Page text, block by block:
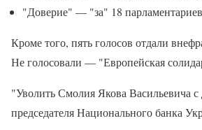
"Доверие" — "за" 18
Кроме того, пять голосов отдали
Не голосовали — "Европейская
"Уволить Смолия Якова Васильевича
председателя Национального банка